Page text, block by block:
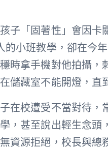
子「固著性」會因卡
的小班教學，卻在今
時拿手機對他拍攝，
儲藏室不能開燈，直
在校遭受不當對待，
，甚至說出輕生念頭
資源拒絕，校長與總